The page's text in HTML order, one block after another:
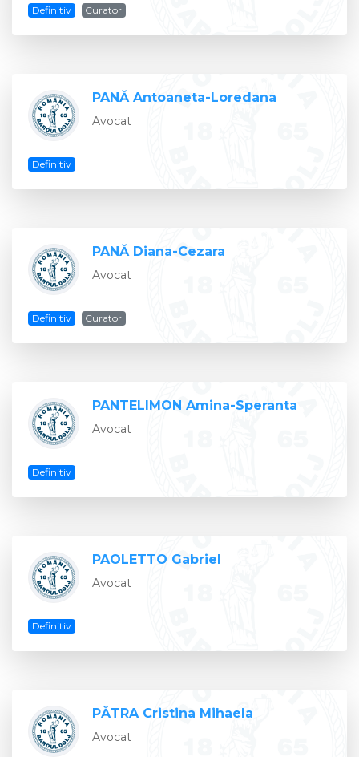
Definitiv Curator
PANĂ Antoaneta-Loredana
Avocat
Definitiv
PANĂ Diana-Cezara
Avocat
Definitiv Curator
PANTELIMON Amina-Speranta
Avocat
Definitiv
PAOLETTO Gabriel
Avocat
Definitiv
PĂTRA Cristina Mihaela
Avocat